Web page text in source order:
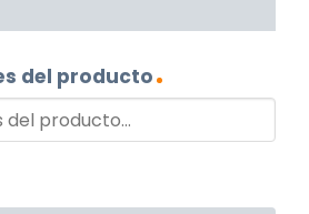
del producto